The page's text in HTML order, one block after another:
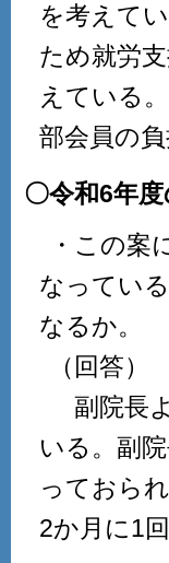
を考えて
ため就労
えている
部会員の
〇令和6年
・この案
なってい
なるか。
（回答）
副院長よ
いる。副
っておら
2か月に1